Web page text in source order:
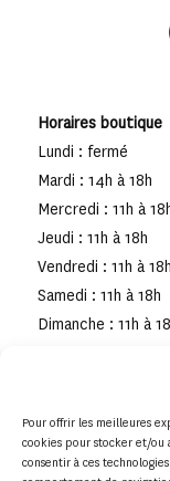
Pour offrir les meilleures
cookies pour stocker et/ou
consentir à ces
Horaires boutique
Lundi : fermé
Mardi : 14h à 18h
Mercredi : 11h à
Jeudi : 11h à 18h
Vendredi : 11h à 18h
Samedi : 11h à 18h
Dimanche : 11h à